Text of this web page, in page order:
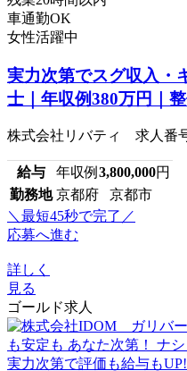
車通勤OK
女性活躍中
実力次第でスグ収入・
士｜年収例380万円｜
株式会社リバティ 求人番
給与 年収例 3,800,000円
勤務地 京都府 京都市
＼最短45秒で完了／
応募へ進む
詳しく
見る
ゴールド求人